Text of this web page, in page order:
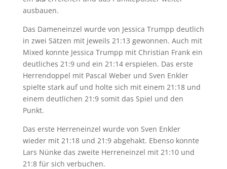
ausbauen.
Das Dameneinzel wurde von Jessica Trumpp deutlich
in zwei Sätzen mit jeweils 21:13 gewonnen. Auch mit
Mixed konnte Jessica Trumpp mit Christian Frank ein
deutliches 21:9 und ein 21:14 erspielen. Das erste
Herrendoppel mit Pascal Weber und Sven Enkler
spielte stark auf und holte sich mit einem 21:18 und
einem deutlichen 21:9 somit das Spiel und den
Punkt.
Das erste Herreneinzel wurde von Sven Enkler
wieder mit 21:18 und 21:9 abgehakt. Ebenso konnte
Lars Nünke das zweite Herreneinzel mit 21:10 und
21:8 für sich verbuchen.